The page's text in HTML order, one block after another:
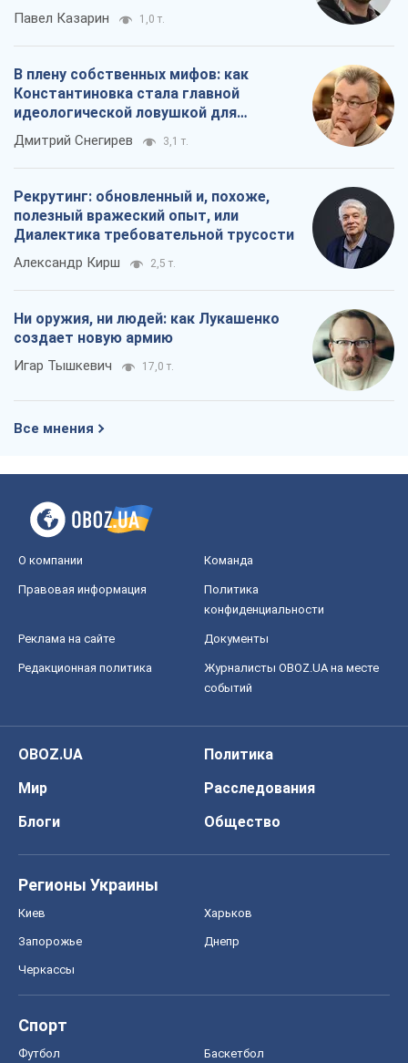
Павел Казарин 1,0 т.
В плену собственных мифов: как
Константиновка стала главной
идеологической ловушкой для
российских оккупантов
Дмитрий Снегирев 3,1 т.
Рекрутинг: обновленный и, похоже,
полезный вражеский опыт, или
Диалектика требовательной трусости
Александр Кирш 2,5 т.
Ни оружия, ни людей: как Лукашенко
создает новую армию
Игар Тышкевич 17,0 т.
Все мнения
О компании Команда
Правовая информация
Политика
конфиденциальности
Реклама на сайте Документы
Редакционная политика
Журналисты OBOZ.UA на месте
событий
OBOZ.UA
Политика
Мир
Расследования
Блоги
Общество
Регионы Украины
Киев Харьков
Запорожье Днепр
Черкассы
Спорт
Футбол Баскетбол